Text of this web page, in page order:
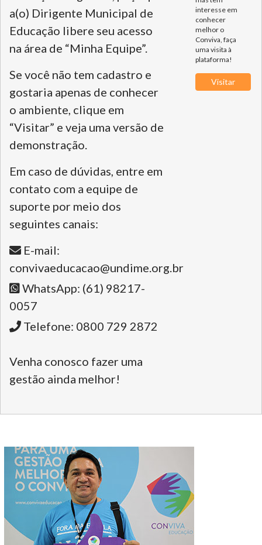
a(o) Dirigente Municipal de
Educação libere seu acesso
na área de “Minha Equipe”.
Se você não tem cadastro e
gostaria apenas de conhecer
o ambiente, clique em
“Visitar” e veja uma versão de
demonstração.
Em caso de dúvidas, entre em
contato com a equipe de
suporte por meio dos
seguintes canais:
E-mail:
convivaeducacao@undime.org.br
WhatsApp: (61) 98217-
0057
Telefone: 0800 729 2872
Venha conosco fazer uma
gestão ainda melhor!
interesse em
conhecer
melhor o
Conviva, faça
uma visita à
plataforma!